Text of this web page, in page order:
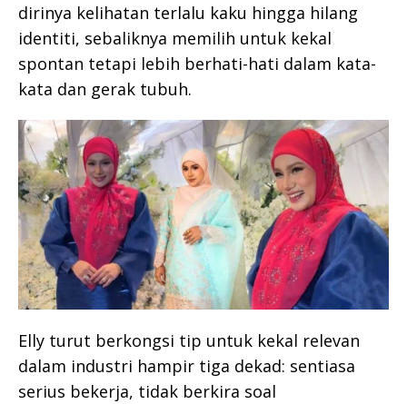
dirinya kelihatan terlalu kaku hingga hilang
identiti, sebaliknya memilih untuk kekal
spontan tetapi lebih berhati-hati dalam kata-
kata dan gerak tubuh.
Elly turut berkongsi tip untuk kekal relevan
dalam industri hampir tiga dekad: sentiasa
serius bekerja, tidak berkira soal